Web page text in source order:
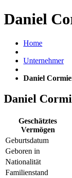
Daniel
Home
Unternehmer
Daniel
Daniel
Geschätztes
Vermögen
Geburtsdatum
Geboren in
Nationalität
Familienstand